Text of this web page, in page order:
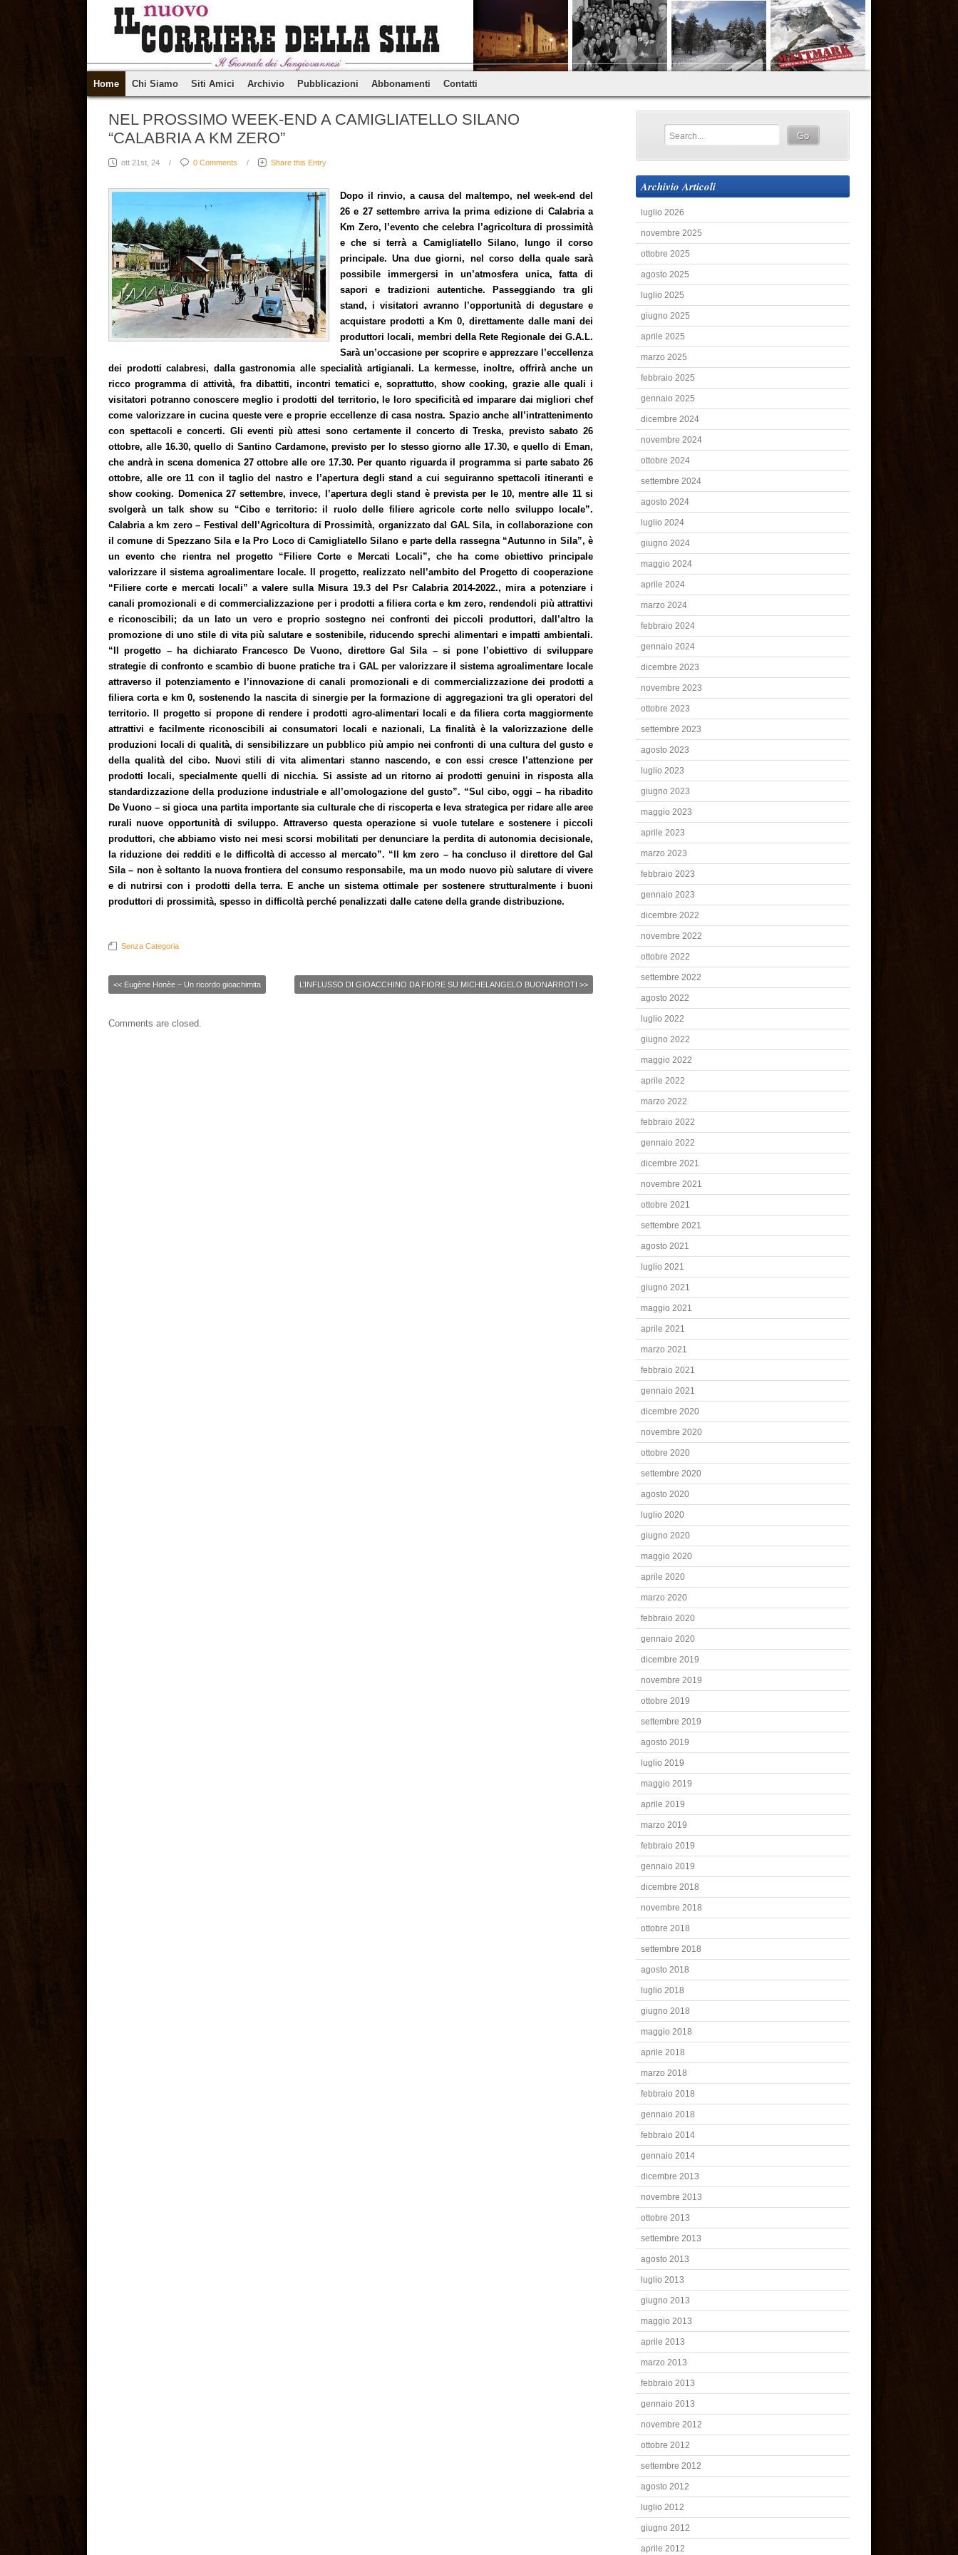
Home Chi Siamo Siti Amici Archivio Pubblicazioni Abbonamenti Contatti
NEL PROSSIMO WEEK-END A CAMIGLIATELLO SILANO
“CALABRIA A KM ZERO”
ott 21st, 24 / 0 Comments / Share this Entry
Dopo il rinvio, a causa del maltempo, nel week-end del
26 e 27 settembre arriva la prima edizione di Calabria a
Km Zero, l’evento che celebra l’agricoltura di prossimità
e che si terrà a Camigliatello Silano, lungo il corso
principale. Una due giorni, nel corso della quale sarà
possibile immergersi in un’atmosfera unica, fatta di
sapori e tradizioni autentiche. Passeggiando tra gli
stand, i visitatori avranno l’opportunità di degustare e
acquistare prodotti a Km 0, direttamente dalle mani dei
produttori locali, membri della Rete Regionale dei G.A.L.
Sarà un’occasione per scoprire e apprezzare l’eccellenza
dei prodotti calabresi, dalla gastronomia alle specialità artigianali. La kermesse, inoltre, offrirà anche un
ricco programma di attività, fra dibattiti, incontri tematici e, soprattutto, show cooking, grazie alle quali i
visitatori potranno conoscere meglio i prodotti del territorio, le loro specificità ed imparare dai migliori chef
come valorizzare in cucina queste vere e proprie eccellenze di casa nostra. Spazio anche all’intrattenimento
con spettacoli e concerti. Gli eventi più attesi sono certamente il concerto di Treska, previsto sabato 26
ottobre, alle 16.30, quello di Santino Cardamone, previsto per lo stesso giorno alle 17.30, e quello di Eman,
che andrà in scena domenica 27 ottobre alle ore 17.30. Per quanto riguarda il programma si parte sabato 26
ottobre, alle ore 11 con il taglio del nastro e l’apertura degli stand a cui seguiranno spettacoli itineranti e
show cooking. Domenica 27 settembre, invece, l’apertura degli stand è prevista per le 10, mentre alle 11 si
svolgerà un talk show su “Cibo e territorio: il ruolo delle filiere agricole corte nello sviluppo locale”.
Calabria a km zero – Festival dell’Agricoltura di Prossimità, organizzato dal GAL Sila, in collaborazione con
il comune di Spezzano Sila e la Pro Loco di Camigliatello Silano e parte della rassegna “Autunno in Sila”, è
un evento che rientra nel progetto “Filiere Corte e Mercati Locali”, che ha come obiettivo principale
valorizzare il sistema agroalimentare locale. Il progetto, realizzato nell’ambito del Progetto di cooperazione
“Filiere corte e mercati locali” a valere sulla Misura 19.3 del Psr Calabria 2014-2022., mira a potenziare i
canali promozionali e di commercializzazione per i prodotti a filiera corta e km zero, rendendoli più attrattivi
e riconoscibili; da un lato un vero e proprio sostegno nei confronti dei piccoli produttori, dall’altro la
promozione di uno stile di vita più salutare e sostenibile, riducendo sprechi alimentari e impatti ambientali.
“Il progetto – ha dichiarato Francesco De Vuono, direttore Gal Sila – si pone l’obiettivo di sviluppare
strategie di confronto e scambio di buone pratiche tra i GAL per valorizzare il sistema agroalimentare locale
attraverso il potenziamento e l’innovazione di canali promozionali e di commercializzazione dei prodotti a
filiera corta e km 0, sostenendo la nascita di sinergie per la formazione di aggregazioni tra gli operatori del
territorio. Il progetto si propone di rendere i prodotti agro-alimentari locali e da filiera corta maggiormente
attrattivi e facilmente riconoscibili ai consumatori locali e nazionali, La finalità è la valorizzazione delle
produzioni locali di qualità, di sensibilizzare un pubblico più ampio nei confronti di una cultura del gusto e
della qualità del cibo. Nuovi stili di vita alimentari stanno nascendo, e con essi cresce l’attenzione per
prodotti locali, specialmente quelli di nicchia. Si assiste ad un ritorno ai prodotti genuini in risposta alla
standardizzazione della produzione industriale e all’omologazione del gusto”. “Sul cibo, oggi – ha ribadito
De Vuono – si gioca una partita importante sia culturale che di riscoperta e leva strategica per ridare alle aree
rurali nuove opportunità di sviluppo. Attraverso questa operazione si vuole tutelare e sostenere i piccoli
produttori, che abbiamo visto nei mesi scorsi mobilitati per denunciare la perdita di autonomia decisionale,
la riduzione dei redditi e le difficoltà di accesso al mercato”. “ll km zero – ha concluso il direttore del Gal
Sila – non è soltanto la nuova frontiera del consumo responsabile, ma un modo nuovo più salutare di vivere
e di nutrirsi con i prodotti della terra. E anche un sistema ottimale per sostenere strutturalmente i buoni
produttori di prossimità, spesso in difficoltà perché penalizzati dalle catene della grande distribuzione.
Senza Categoria
<< Eugène Honèe – Un ricordo gioachimita L’INFLUSSO DI GIOACCHINO DA FIORE SU MICHELANGELO BUONARROTI >>
Comments are closed.
Archivio Articoli
luglio 2026
novembre 2025
ottobre 2025
agosto 2025
luglio 2025
giugno 2025
aprile 2025
marzo 2025
febbraio 2025
gennaio 2025
dicembre 2024
novembre 2024
ottobre 2024
settembre 2024
agosto 2024
luglio 2024
giugno 2024
maggio 2024
aprile 2024
marzo 2024
febbraio 2024
gennaio 2024
dicembre 2023
novembre 2023
ottobre 2023
settembre 2023
agosto 2023
luglio 2023
giugno 2023
maggio 2023
aprile 2023
marzo 2023
febbraio 2023
gennaio 2023
dicembre 2022
novembre 2022
ottobre 2022
settembre 2022
agosto 2022
luglio 2022
giugno 2022
maggio 2022
aprile 2022
marzo 2022
febbraio 2022
gennaio 2022
dicembre 2021
novembre 2021
ottobre 2021
settembre 2021
agosto 2021
luglio 2021
giugno 2021
maggio 2021
aprile 2021
marzo 2021
febbraio 2021
gennaio 2021
dicembre 2020
novembre 2020
ottobre 2020
settembre 2020
agosto 2020
luglio 2020
giugno 2020
maggio 2020
aprile 2020
marzo 2020
febbraio 2020
gennaio 2020
dicembre 2019
novembre 2019
ottobre 2019
settembre 2019
agosto 2019
luglio 2019
maggio 2019
aprile 2019
marzo 2019
febbraio 2019
gennaio 2019
dicembre 2018
novembre 2018
ottobre 2018
settembre 2018
agosto 2018
luglio 2018
giugno 2018
maggio 2018
aprile 2018
marzo 2018
febbraio 2018
gennaio 2018
febbraio 2014
gennaio 2014
dicembre 2013
novembre 2013
ottobre 2013
settembre 2013
agosto 2013
luglio 2013
giugno 2013
maggio 2013
aprile 2013
marzo 2013
febbraio 2013
gennaio 2013
novembre 2012
ottobre 2012
settembre 2012
agosto 2012
luglio 2012
giugno 2012
aprile 2012